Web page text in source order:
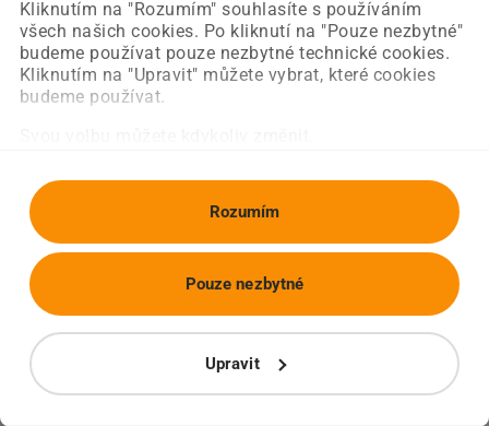
Kliknutím na "Rozumím" souhlasíte s používáním
všech našich cookies. Po kliknutí na "Pouze nezbytné"
budeme používat pouze nezbytné technické cookies.
Kliknutím na "Upravit" můžete vybrat, které cookies
budeme používat.
Rozumím
Upravit
Pouze nezbytné
Obnovit stránku Úvodní strana